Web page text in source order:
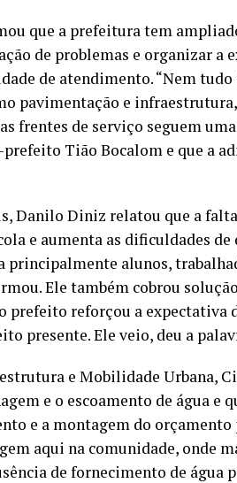
que a prefeitura tem
de problemas e organizar a
de atendimento. “Nem
pavimentação e
frentes de serviço seguem
prefeito Tião Bocalom e que a
Danilo Diniz relatou que a
e aumenta as dificuldades de
alunos,
Ele também cobrou
prefeito reforçou a expectativa
presente. Ele veio, deu a
e Mobilidade Urbana,
e o escoamento de água e
e a montagem do orçamento
aqui na comunidade, onde
de fornecimento de água